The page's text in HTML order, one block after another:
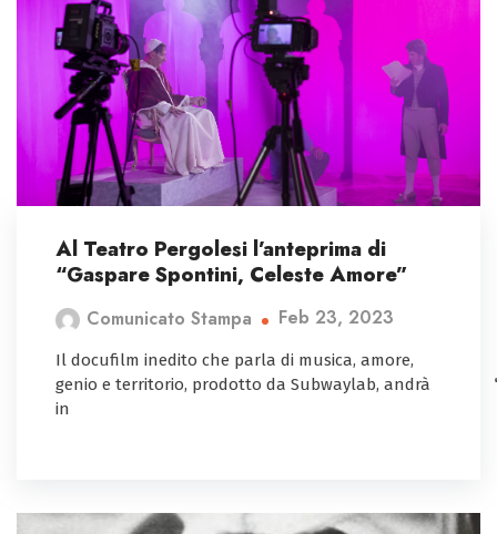
Al Teatro Pergolesi l’anteprima di
“Gaspare Spontini, Celeste Amore”
Comunicato Stampa Feb 23, 2023
Il docufilm inedito che parla di musica, amore,
genio e territorio, prodotto da Subwaylab, andrà
in